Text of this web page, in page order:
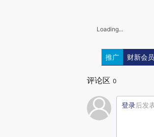
Loading...
推广 财新会
评论区 0
登录后发